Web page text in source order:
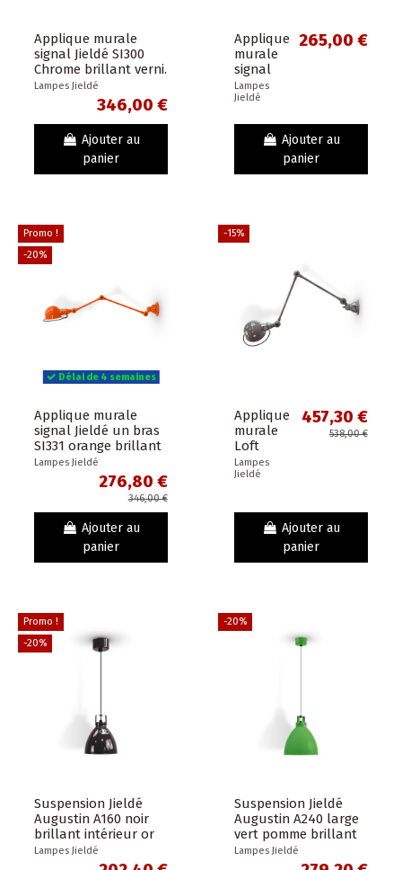
Applique murale
signal Jieldé SI300
Chrome brillant verni.
Lampes Jieldé
346,00 €
Ajouter au
panier
Applique
murale
signal
Jieldé un
bras
noir mat.
Lampes
Jieldé
265,00 €
Ajouter au
panier
Promo !
-20%
Délai de 4 semaines
Applique murale
signal Jieldé un bras
SI331 orange brillant
verni avec
interrupteur
Lampes Jieldé
276,80 €
346,00 €
Ajouter au
panier
-15%
Applique
murale
Loft
Jieldé
D4401
brillant
verni.
Lampes
Jieldé
457,30 €
538,00 €
Ajouter au
panier
Promo !
-20%
Suspension Jieldé
Augustin A160 noir
brillant intérieur or
fil doré
Lampes Jieldé
-20%
Suspension Jieldé
Augustin A240 large
vert pomme brillant
intérieur or fil doré
Lampes Jieldé